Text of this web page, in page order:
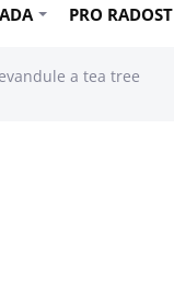
PRO RADOST
a tea tree